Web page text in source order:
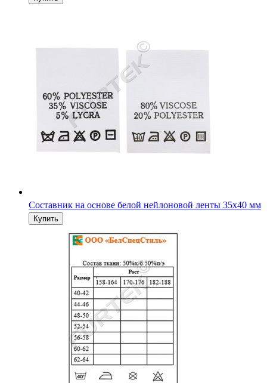
Составник на основе белой нейлоновой ленты 35х40 мм